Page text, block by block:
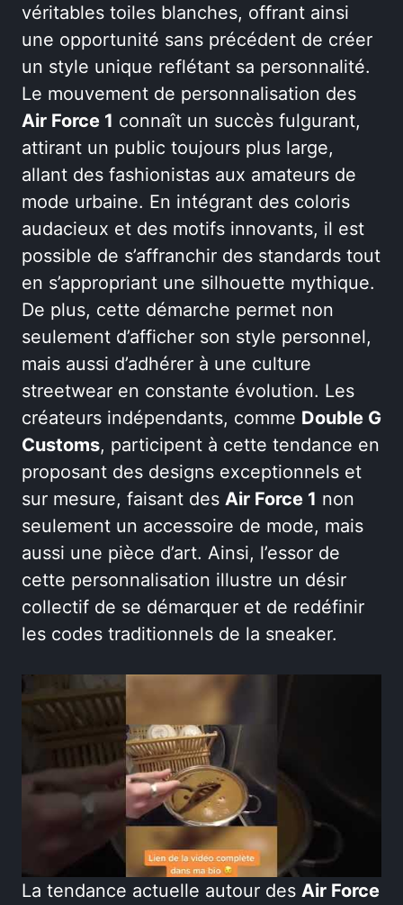
véritables toiles blanches, offrant ainsi
une opportunité sans précédent de créer
un style unique reflétant sa personnalité.
Le mouvement de personnalisation des
Air Force 1 connaît un succès fulgurant,
attirant un public toujours plus large,
allant des fashionistas aux amateurs de
mode urbaine. En intégrant des coloris
audacieux et des motifs innovants, il est
possible de s’affranchir des standards tout
en s’appropriant une silhouette mythique.
De plus, cette démarche permet non
seulement d’afficher son style personnel,
mais aussi d’adhérer à une culture
streetwear en constante évolution. Les
créateurs indépendants, comme Double G
Customs, participent à cette tendance en
proposant des designs exceptionnels et
sur mesure, faisant des Air Force 1 non
seulement un accessoire de mode, mais
aussi une pièce d’art. Ainsi, l’essor de
cette personnalisation illustre un désir
collectif de se démarquer et de redéfinir
les codes traditionnels de la sneaker.
La tendance actuelle autour des Air Force